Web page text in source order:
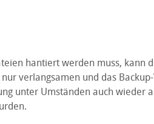
hantiert werden muss, kann
verlangsamen und das
unter Umständen auch wieder